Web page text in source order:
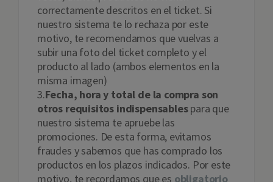
correctamente descritos en el ticket. Si
nuestro sistema te lo rechaza por este
motivo, te recomendamos que vuelvas a
subir una foto del ticket completo y el
producto al lado (ambos elementos en la
misma imagen)
3.Fecha, hora y total de la compra son
otros requisitos indispensablespara que
nuestro sistema te apruebe las
promociones. De esta forma, evitamos
fraudes y sabemos que has comprado los
productos en los plazos indicados. Por este
motivo, te recordamos que es obligatorio